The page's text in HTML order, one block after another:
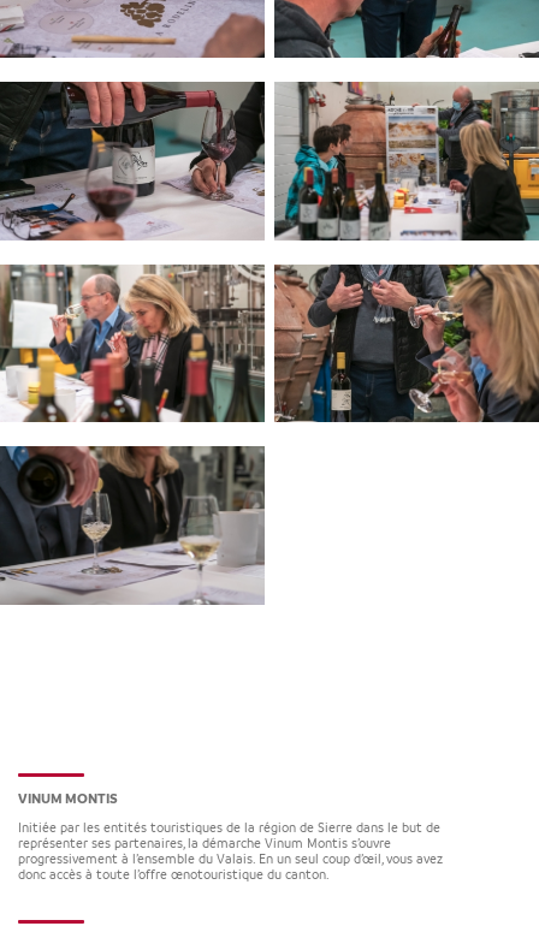
VINUM MONTIS
Initiée par les entités touristiques de la région de Sierre dans le but de
représenter ses partenaires, la démarche Vinum Montis s’ouvre
progressivement à l’ensemble du Valais. En un seul coup d’œil, vous avez
donc accès à toute l’offre œnotouristique du canton.